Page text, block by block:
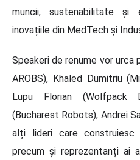
muncii, sustenabilitate și
inovațiile din MedTech și
Speakeri de renume vor urca
AROBS), Khaled Dumitriu
Lupu Florian (Wolfpack
(Bucharest Robots), Andrei
alți lideri care
precum și reprezentanți ai